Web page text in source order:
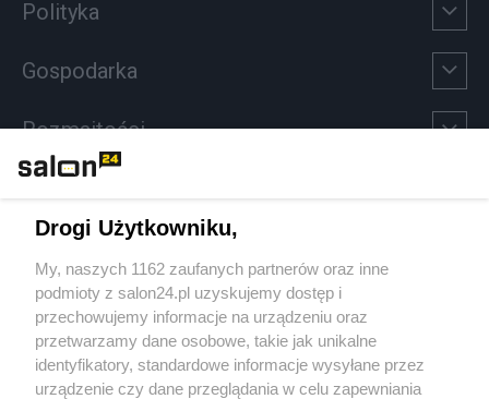
Polityka
Gospodarka
Rozmaitości
Sport
Społeczeństwo
Kultura
Drogi Użytkowniku,
My, naszych 1162 zaufanych partnerów oraz inne
podmioty z salon24.pl uzyskujemy dostęp i
przechowujemy informacje na urządzeniu oraz
przetwarzamy dane osobowe, takie jak unikalne
identyfikatory, standardowe informacje wysyłane przez
urządzenie czy dane przeglądania w celu zapewniania